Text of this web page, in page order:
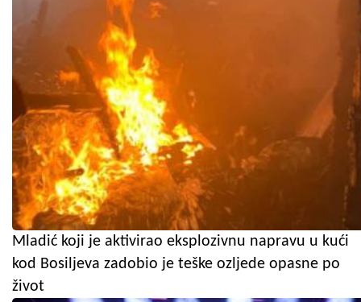
Mladić koji je aktivirao eksplozivnu napravu u kući
kod Bosiljeva zadobio je teške ozljede opasne po
život